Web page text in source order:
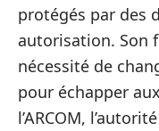
protégés par des
autorisation. Son
nécessité de
pour échapper
l’ARCOM,